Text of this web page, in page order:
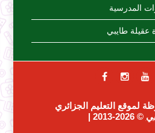
المدرسية
عقيلة طايبي
لموقع التعليم الجزائري
© 2026-2013 |